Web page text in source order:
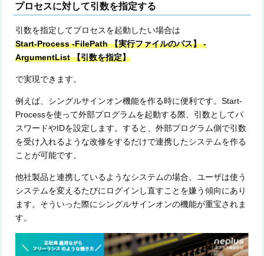
プロセスに対して引数を指定する
引数を指定してプロセスを起動したい場合は
Start-Process -FilePath 【実行ファイルのパス】 -
ArgumentList 【引数を指定】
で実現できます。
例えば、シングルサインオン機能を作る時に便利です。Start-
Processを使って外部プログラムを起動する際、引数としてパ
スワードやIDを設定します。すると、外部プログラム側で引数
を受け入れるような改修をするだけで連携したシステムを作る
ことが可能です。
他社製品と連携しているようなシステムの場合、ユーザは使う
システムを変えるたびにログインし直すことを嫌う傾向にあり
ます。そういった際にシングルサインオンの機能が重宝されま
す。